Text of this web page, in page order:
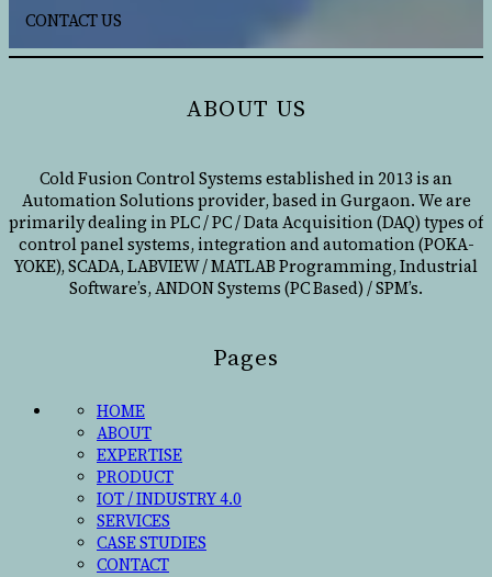
CONTACT US
ABOUT US
Cold Fusion Control Systems established in 2013 is an
Automation Solutions provider, based in Gurgaon. We are
primarily dealing in PLC / PC / Data Acquisition (DAQ) types of
control panel systems, integration and automation (POKA-
YOKE), SCADA, LABVIEW / MATLAB Programming, Industrial
Software’s, ANDON Systems (PC Based) / SPM’s.
Pages
HOME
ABOUT
EXPERTISE
PRODUCT
IOT / INDUSTRY 4.0
SERVICES
CASE STUDIES
CONTACT